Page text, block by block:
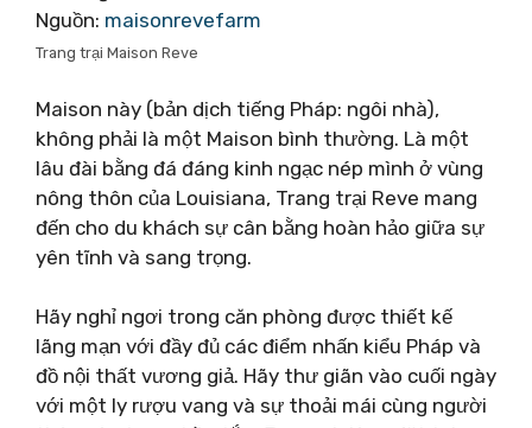
Nguồn: maisonrevefarm
Trang trại Maison Reve
Maison này (bản dịch tiếng Pháp: ngôi nhà),
không phải là một Maison bình thường. Là một
lâu đài bằng đá đáng kinh ngạc nép mình ở vùng
nông thôn của Louisiana, Trang trại Reve mang
đến cho du khách sự cân bằng hoàn hảo giữa sự
yên tĩnh và sang trọng.
Hãy nghỉ ngơi trong căn phòng được thiết kế
lãng mạn với đầy đủ các điểm nhấn kiểu Pháp và
đồ nội thất vương giả. Hãy thư giãn vào cuối ngày
với một ly rượu vang và sự thoải mái cùng người